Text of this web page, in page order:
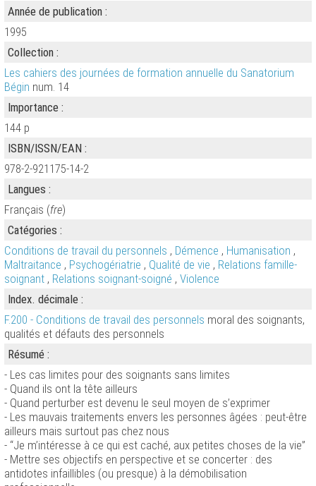
Année de publication :
1995
Collection :
Les cahiers des journées de formation annuelle du Sanatorium
Bégin num. 14
Importance :
144 p
ISBN/ISSN/EAN :
978-2-921175-14-2
Langues :
Français (fre)
Catégories :
Conditions de travail du personnels , Démence , Humanisation ,
Maltraitance , Psychogériatrie , Qualité de vie , Relations famille-
soignant, Relations soignant-soigné , Violence
Index. décimale :
F.200 - Conditions de travail des personnels moral des soignants,
qualités et défauts des personnels
Résumé :
- Les cas limites pour des soignants sans limites
- Quand ils ont la tête ailleurs
- Quand perturber est devenu le seul moyen de s’exprimer
- Les mauvais traitements envers les personnes âgées : peut-être
ailleurs mais surtout pas chez nous
- “Je m’intéresse à ce qui est caché, aux petites choses de la vie”
- Mettre ses objectifs en perspective et se concerter : des
antidotes infaillibles (ou presque) à la démobilisation